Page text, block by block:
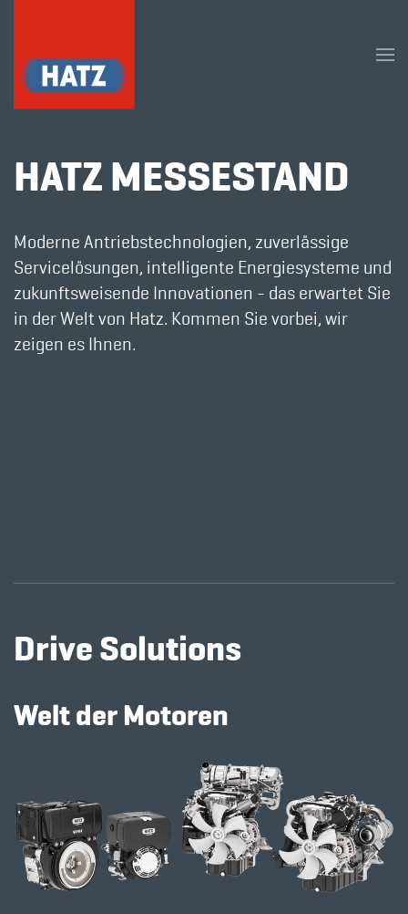
Skip to main content
HATZ MESSESTAND
Moderne Antriebstechnologien, zuverlässige
Servicelösungen, intelligente Energiesysteme und
zukunftsweisende Innovationen - das erwartet Sie
in der Welt von Hatz. Kommen Sie vorbei, wir
zeigen es Ihnen.
Drive Solutions
Welt der Motoren